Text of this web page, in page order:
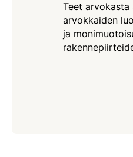
Teet
arvokkaiden
ja